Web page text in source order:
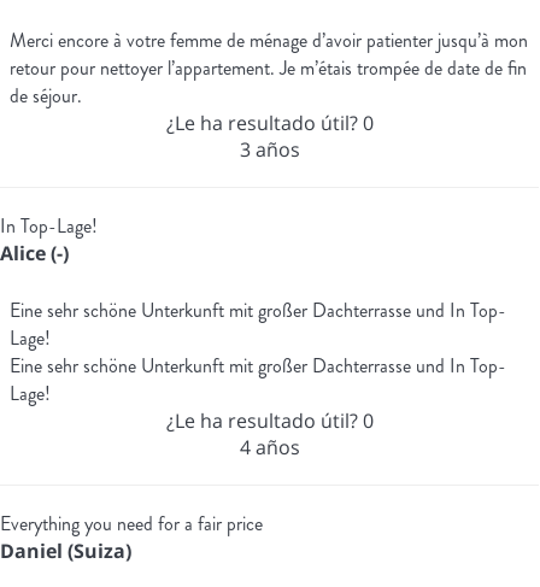
Merci encore à votre femme de ménage d’avoir patienter jusqu’à mon
retour pour nettoyer l’appartement. Je m’étais trompée de date de fin
de séjour.
¿Le ha resultado útil?0
3 años
In Top-Lage!
Alice (-)
Eine sehr schöne Unterkunft mit großer Dachterrasse und In Top-
Lage!
Eine sehr schöne Unterkunft mit großer Dachterrasse und In Top-
Lage!
¿Le ha resultado útil?0
4 años
Everything you need for a fair price
Daniel (Suiza)